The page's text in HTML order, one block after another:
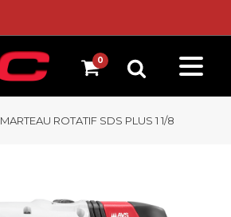
MARTEAU ROTATIF SDS PLUS 1 1/8